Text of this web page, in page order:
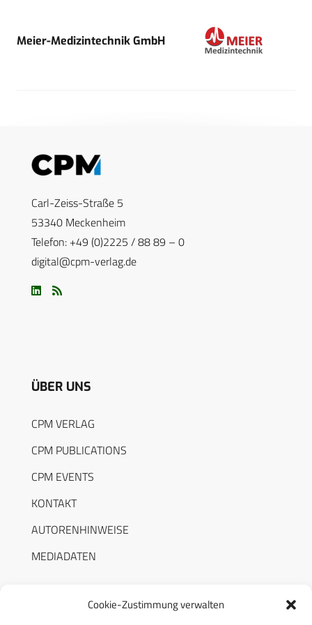
Cookie-Zustimmung verwalten
Meier-Medizintechnik GmbH
Carl-Zeiss-Straße 5
53340 Meckenheim
Telefon: +49 (0)2225 / 88 89 – 0
digital@cpm-verlag.de
ÜBER UNS
CPM VERLAG
CPM PUBLICATIONS
CPM EVENTS
KONTAKT
AUTORENHINWEISE
MEDIADATEN